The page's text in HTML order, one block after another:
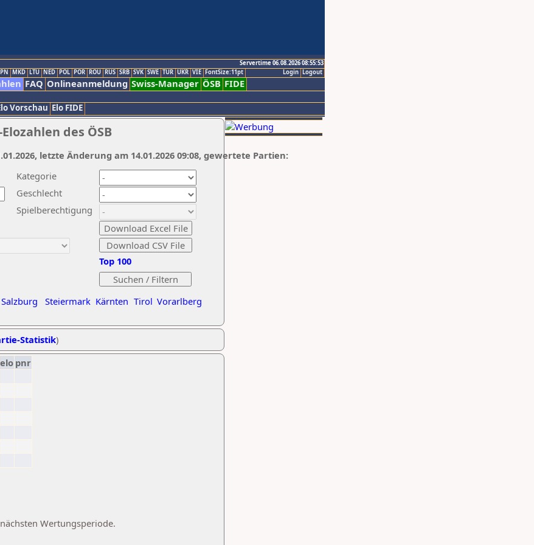
Servertime 06.08.2026 08:55:53
Logout
Login
MKD LTU NED POL POR ROU RUS SRB SVK SWE TUR UKR VIE FontSize:11pt
FAQ Onlineanmeldung Swiss-Manager ÖSB FIDE
Vorschau Elo FIDE
des ÖSB
Kategorie
Geschlecht
Spielberechtigung
Salzburg Steiermark Kärnten Tirol Vorarlberg
Top 100
letzte Änderung am 14.01.2026 09:08, gewertete Partien:
Statistik)
elo pnr
Wertungsperiode.